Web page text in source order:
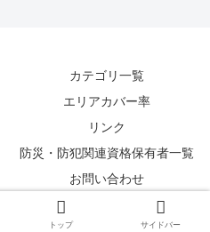
カテゴリ一覧
エリアカバー率
リンク
防災・防犯関連資格保有者一覧
お問い合わせ
zetta segment Inc
トップ サイドバー